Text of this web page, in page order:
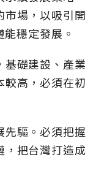
市場，以吸引開
穩定發展。
基礎建設、產業
高，必須在初
先驅。必須把握
，把台灣打造成